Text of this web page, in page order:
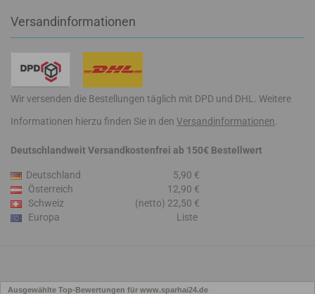
Versandinformationen
Wir versenden die Bestellungen täglich mit DPD und DHL. Weitere
Informationen hierzu finden Sie in den Versandinformationen
Deutschlandweit Versandkostenfrei ab 150€ Bestellwert
Deutschland
5,90 €
Österreich
12,90 €
Schweiz
(netto) 22,50 €
Europa
Liste
Ausgewählte Top-Bewertungen für www.sparhai24.de